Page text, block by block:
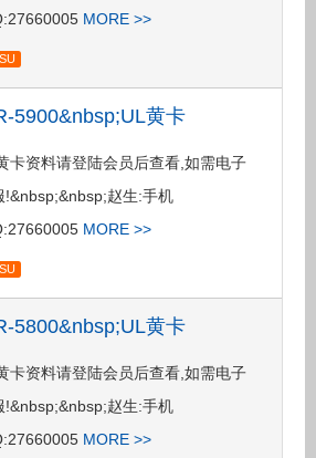
MORE >>
5900&nbsp;UL黄卡
卡资料请登陆会员后查看,如需电子
!&nbsp;&nbsp;赵生:手机
MORE >>
5800&nbsp;UL黄卡
卡资料请登陆会员后查看,如需电子
!&nbsp;&nbsp;赵生:手机
MORE >>